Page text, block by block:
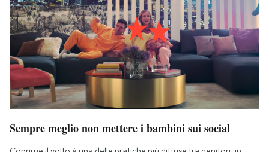
Sempre meglio non mettere i bambini sui social